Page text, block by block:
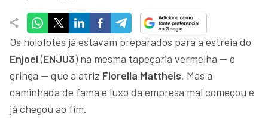
Os holofotes já estavam preparados para a estreia do
Enjoei(ENJU3) na mesma tapeçaria vermelha — e
gringa — que a atriz Fiorella Mattheis. Mas a
caminhada de fama e luxo da empresa mal começou e
já chegou ao fim.